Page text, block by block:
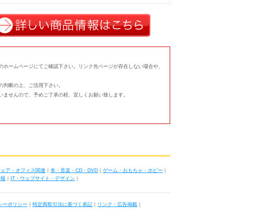
ームページにてご確認下さい。リンク先ページが存在しない場合や、
断の上、ご活用下さい。
せんので、予めご了承の程、宜しくお願い致します。
ア・オフィス関連 ｜ 本・音楽・CD・DVD ｜ ゲーム・おもちゃ・ホビー ｜
｜ IT・ウェブサイト・デザイン ｜
ーポリシー ｜ 特定商取引法に基づく表記 ｜ リンク・広告掲載 ｜